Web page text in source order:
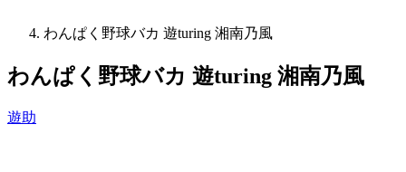
わんぱく野球バカ 遊turing 湘南乃風
わんぱく野球バカ 遊turing 湘南乃風
遊助